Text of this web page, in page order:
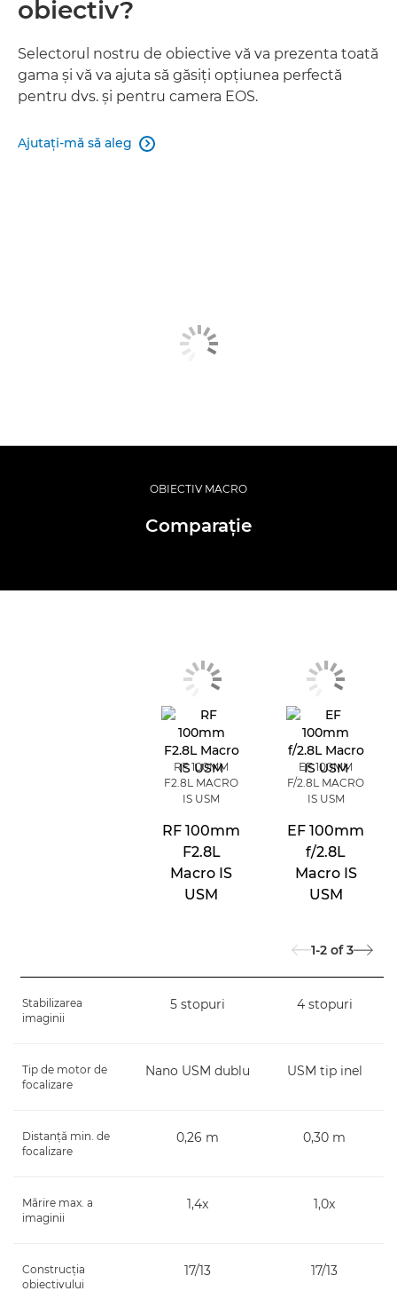
obiectiv?
Selectorul nostru de obiective vă va prezenta toată
gama şi vă va ajuta să găsiţi opţiunea perfectă
pentru dvs. şi pentru camera EOS.
Ajutaţi-mă să aleg 
OBIECTIV MACRO
Comparaţie
RF 100MM
F2.8L MACRO
IS USM
RF 100mm
F2.8L
Macro IS
USM
EF 100MM
F/2.8L MACRO
IS USM
EF 100mm
f/2.8L
Macro IS
USM
1-2 of 3
Stabilizarea
imaginii
5 stopuri 4 stopuri
Tip de motor de
focalizare
Nano USM dublu USM tip inel
Distanţă min. de
focalizare
0,26 m 0,30 m
Mărire max. a
imaginii
1,4x 1,0x
Construcţia
obiectivului
17/13 17/13